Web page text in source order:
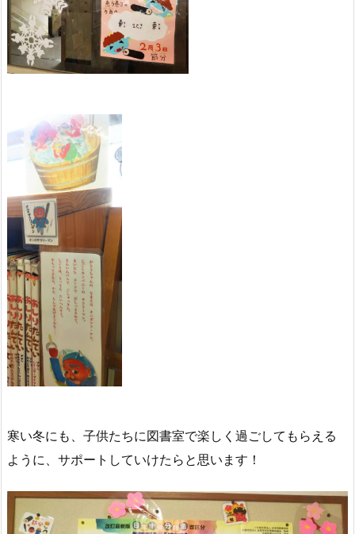
寒い冬にも、子供たちに図書室で楽しく過ごしてもらえる
ように、サポートしていけたらと思います！